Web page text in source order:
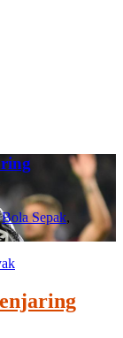
Bola Sepak,